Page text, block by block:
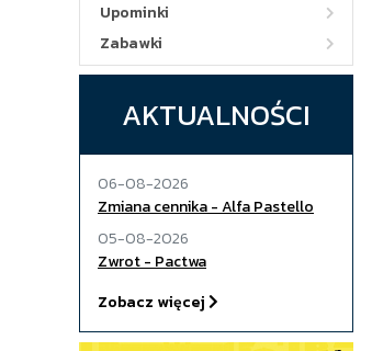
Upominki
Zabawki
AKTUALNOŚCI
06-08-2026
Zmiana cennika - Alfa Pastello
05-08-2026
Zwrot - Pactwa
Zobacz więcej